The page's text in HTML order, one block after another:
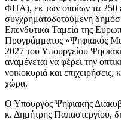
ΦΠΑ), εκ των οποίων τα 250
συγχρηματοδοτούμενη
Επενδυτικά Ταμεία της
Προγράμματος «Ψηφιακός
2027 του Υπουργείου
αναμένεται να φέρει την
νοικοκυριά και
χώρα.
Ο Υπουργός Ψηφιακής
κ. Δημήτρης Παπαστεργίου,